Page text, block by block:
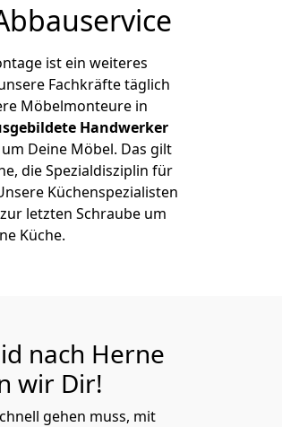
ist ein weiteres
Fachkräfte täglich
Möbelmonteure in
Handwerker
Deine Möbel. Das gilt
die Spezialdisziplin für
Küchenspezialisten
letzten Schraube um
Küche.
nach Herne
wir Dir!
gehen muss, mit